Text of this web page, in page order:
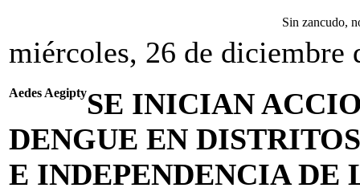
Sin zancudo,
miércoles, 26 de diciembre
Aedes AegiptySE INICIAN
DENGUE EN
E INDEPENDENCIA DE